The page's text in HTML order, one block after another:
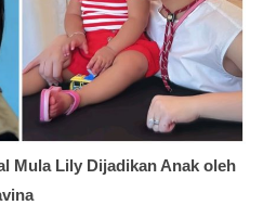
Mula Lily Dijadikan Anak oleh